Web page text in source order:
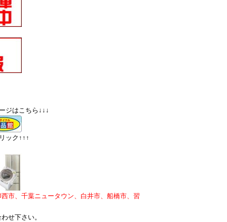
ジはこちら↓↓↓
ック↑↑↑
市、千葉ニュータウン、白井市、船橋市、習
せ下さい。